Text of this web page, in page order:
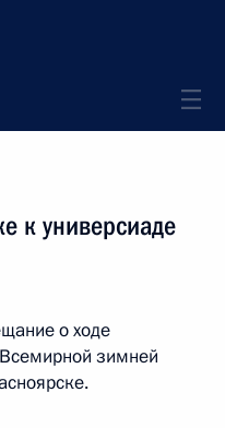
к универсиаде
о ходе
зимней